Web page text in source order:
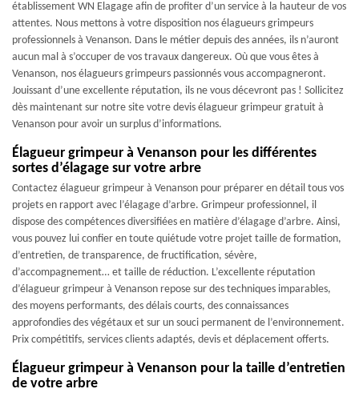
établissement WN Elagage afin de profiter d’un service à la hauteur de vos
attentes. Nous mettons à votre disposition nos élagueurs grimpeurs
professionnels à Venanson. Dans le métier depuis des années, ils n’auront
aucun mal à s’occuper de vos travaux dangereux. Où que vous êtes à
Venanson, nos élagueurs grimpeurs passionnés vous accompagneront.
Jouissant d’une excellente réputation, ils ne vous décevront pas ! Sollicitez
dès maintenant sur notre site votre devis élagueur grimpeur gratuit à
Venanson pour avoir un surplus d’informations.
Élagueur grimpeur à Venanson pour les différentes
sortes d’élagage sur votre arbre
Contactez élagueur grimpeur à Venanson pour préparer en détail tous vos
projets en rapport avec l’élagage d’arbre. Grimpeur professionnel, il
dispose des compétences diversifiées en matière d’élagage d’arbre. Ainsi,
vous pouvez lui confier en toute quiétude votre projet taille de formation,
d’entretien, de transparence, de fructification, sévère,
d’accompagnement… et taille de réduction. L’excellente réputation
d’élagueur grimpeur à Venanson repose sur des techniques imparables,
des moyens performants, des délais courts, des connaissances
approfondies des végétaux et sur un souci permanent de l’environnement.
Prix compétitifs, services clients adaptés, devis et déplacement offerts.
Élagueur grimpeur à Venanson pour la taille d’entretien
de votre arbre